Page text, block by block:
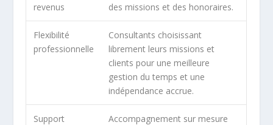
revenus
des missions et des honoraires.
Flexibilité
professionnelle
Consultants choisissant
librement leurs missions et
clients pour une meilleure
gestion du temps et une
indépendance accrue.
Support
Accompagnement sur mesure